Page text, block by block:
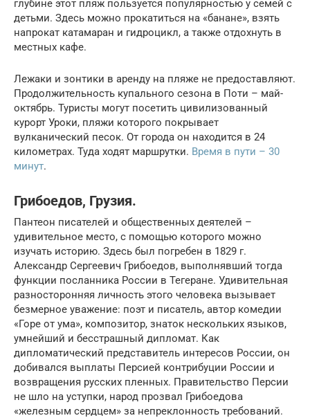
глубине этот пляж пользуется популярностью у семей с
детьми. Здесь можно прокатиться на «банане», взять
напрокат катамаран и гидроцикл, а также отдохнуть в
местных кафе.
Лежаки и зонтики в аренду на пляже не предоставляют.
Продолжительность купального сезона в Поти – май-
октябрь. Туристы могут посетить цивилизованный
курорт Уроки, пляжи которого покрывает
вулканический песок. От города он находится в 24
километрах. Туда ходят маршрутки. Время в пути – 30
минут.
Грибоедов, Грузия.
Пантеон писателей и общественных деятелей –
удивительное место, с помощью которого можно
изучать историю. Здесь был погребен в 1829 г.
Александр Сергеевич Грибоедов, выполнявший тогда
функции посланника России в Тегеране. Удивительная
разносторонняя личность этого человека вызывает
безмерное уважение: поэт и писатель, автор комедии
«Горе от ума», композитор, знаток нескольких языков,
умнейший и бесстрашный дипломат. Как
дипломатический представитель интересов России, он
добивался выплаты Персией контрибуции России и
возвращения русских пленных. Правительство Персии
не шло на уступки, народ прозвал Грибоедова
«железным сердцем» за непреклонность требований.